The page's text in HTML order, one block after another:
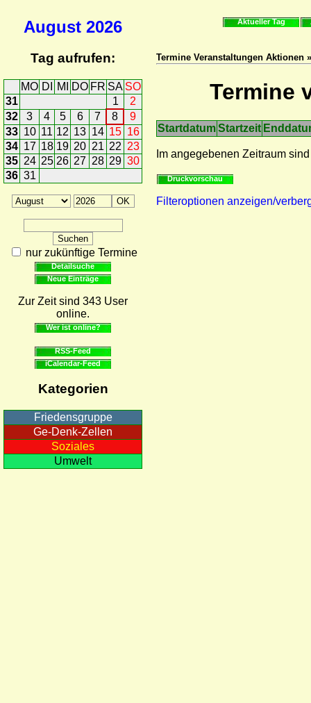
August 2026
Tag aufrufen:
MO DI MI DO FR SA SO
31
1
2
32
3 4 5 6 7 8
9
33 10 11 12 13 14 15 16
34 17 18 19 20 21 22 23
35 24 25 26 27 28 29 30
36 31
nur zukünftige Termine
Detailsuche
Neue Einträge
Zur Zeit sind 343 User
online.
Wer ist online?
RSS-Feed
iCalendar-Feed
Kategorien
Friedensgruppe
Ge-Denk-Zellen
Soziales
Umwelt
Aktueller Tag
Termine Veranstaltungen Aktionen
Termine
StartdatumStartzeit
Im angegebenen Zeitraum
Druckvorschau
Filteroptionen anzeigen/